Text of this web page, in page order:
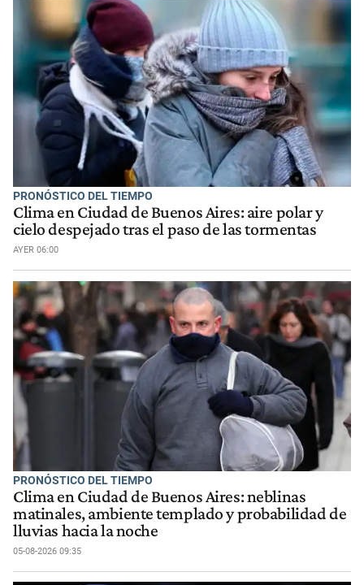
PRONÓSTICO DEL TIEMPO
Clima en Ciudad de Buenos Aires: aire polar y
cielo despejado tras el paso de las tormentas
AYER 06:00
PRONÓSTICO DEL TIEMPO
Clima en Ciudad de Buenos Aires: neblinas
matinales, ambiente templado y probabilidad de
lluvias hacia la noche
05-08-2026 09:35